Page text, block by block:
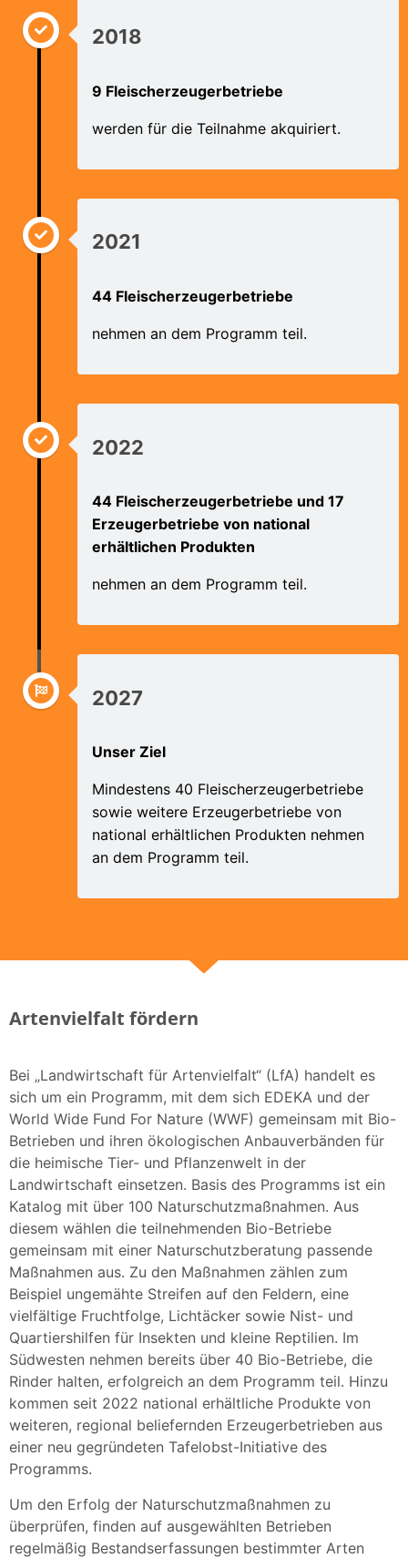
2018
9 Fleischerzeugerbetriebe
werden für die Teilnahme akquiriert.
2021
44 Fleischerzeugerbetriebe
nehmen an dem Programm teil.
2022
44 Fleischerzeugerbetriebe und 17
Erzeugerbetriebe von national
erhältlichen Produkten
nehmen an dem Programm teil.
2027
Unser Ziel
Mindestens 40 Fleischerzeugerbetriebe
sowie weitere Erzeugerbetriebe von
national erhältlichen Produkten nehmen
an dem Programm teil.
Artenvielfalt fördern
Bei „Landwirtschaft für Artenvielfalt“ (LfA) handelt es
sich um ein Programm, mit dem sich EDEKA und der
World Wide Fund For Nature (WWF) gemeinsam mit Bio-
Betrieben und ihren ökologischen Anbauverbänden für
die heimische Tier- und Pflanzenwelt in der
Landwirtschaft einsetzen. Basis des Programms ist ein
Katalog mit über 100 Naturschutzmaßnahmen. Aus
diesem wählen die teilnehmenden Bio-Betriebe
gemeinsam mit einer Naturschutzberatung passende
Maßnahmen aus. Zu den Maßnahmen zählen zum
Beispiel ungemähte Streifen auf den Feldern, eine
vielfältige Fruchtfolge, Lichtäcker sowie Nist- und
Quartiershilfen für Insekten und kleine Reptilien. Im
Südwesten nehmen bereits über 40 Bio-Betriebe, die
Rinder halten, erfolgreich an dem Programm teil. Hinzu
kommen seit 2022 national erhältliche Produkte von
weiteren, regional beliefernden Erzeugerbetrieben aus
einer neu gegründeten Tafelobst-Initiative des
Programms.
Um den Erfolg der Naturschutzmaßnahmen zu
überprüfen, finden auf ausgewählten Betrieben
regelmäßig Bestandserfassungen bestimmter Arten